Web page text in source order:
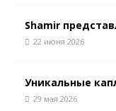
Shamir
22 июня 2026
Уникальные
29 мая 2026